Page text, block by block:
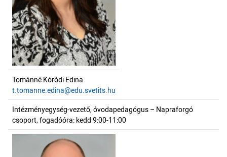
Tománné Kóródi Edina
t.tomanne.edina@edu.svetits.hu
Intézményegység-vezető, óvodapedagógus – Napraforgó
csoport, fogadóóra: kedd 9:00-11:00